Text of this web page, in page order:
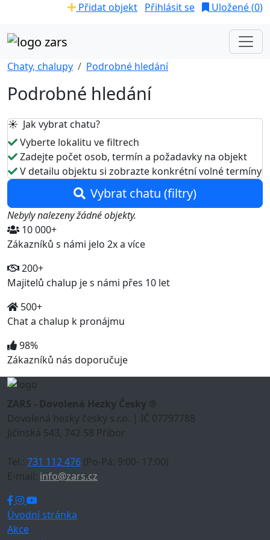
Přidat objekt Přihlásit se Uložené (0)
Chaty, chalupy Podrobné hledání
Podrobné hledání
☀️ Jak vybrat chatu?
Vyberte lokalitu ve filtrech
Zadejte počet osob, termín a požadavky na objekt
V detailu objektu si zobrazte konkrétní volné termíny
Vybrat chatu (filtry)
Nebyly nalezeny žádné objekty.
10 000+
Zákazníků s námi jelo 2x a více
200+
Majitelů chalup je s námi přes 10 let
500+
Chat a chalup k pronájmu
98%
Zákazníků nás doporučuje
ZARS - Dovolená Hezky Česky ®
Dovolená hezky česky s.r.o. | IČ 07797788
Jičínská 543, 742 58 Příbor
Tel.: 731 112 476 (Po-Pá: 9:00- 17:00)
E-mail: info@zars.cz
Úvodní stránka
Akce